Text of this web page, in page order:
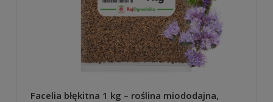
Facelia błękitna 1 kg – roślina miododajna,